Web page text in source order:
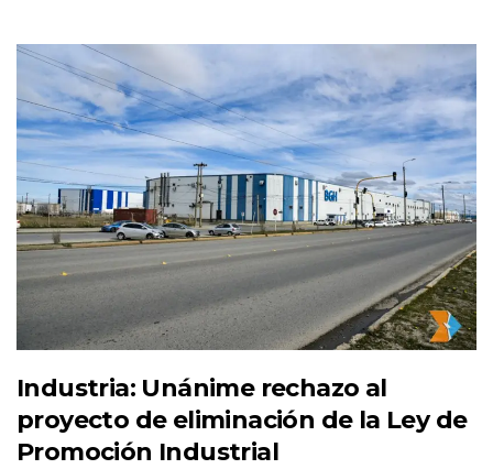
Industria: Unánime rechazo al
proyecto de eliminación de la Ley de
Promoción Industrial